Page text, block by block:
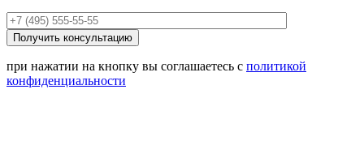
при нажатии на кнопку вы соглашаетесь с политикой
конфиденциальности